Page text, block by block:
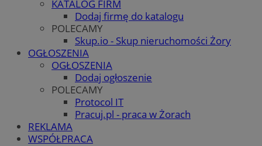
KATALOG FIRM
Dodaj firmę do katalogu
POLECAMY
Skup.io - Skup nieruchomości Żory
OGŁOSZENIA
OGŁOSZENIA
Dodaj ogłoszenie
POLECAMY
Protocol IT
Pracuj.pl - praca w Żorach
REKLAMA
WSPÓŁPRACA